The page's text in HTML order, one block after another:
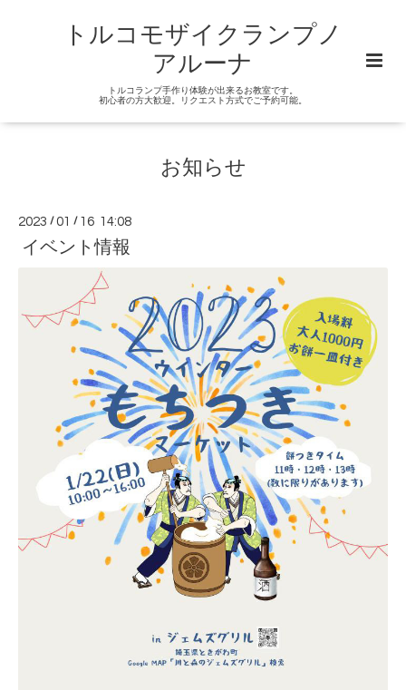
トルコモザイクランプノ
アルーナ
トルコランプ手作り体験が出来るお教室です。
初心者の方大歓迎。リクエスト方式でご予約可能。
お知らせ
2023 /01 / 16 14:08
イベント情報